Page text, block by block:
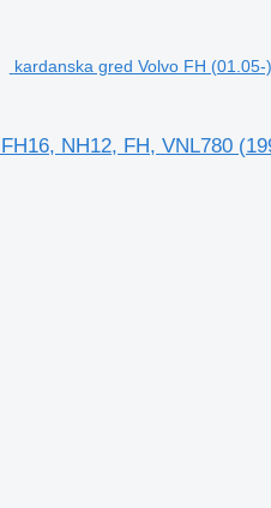
kardanska gred Volvo FH
NH12, FH, VNL780